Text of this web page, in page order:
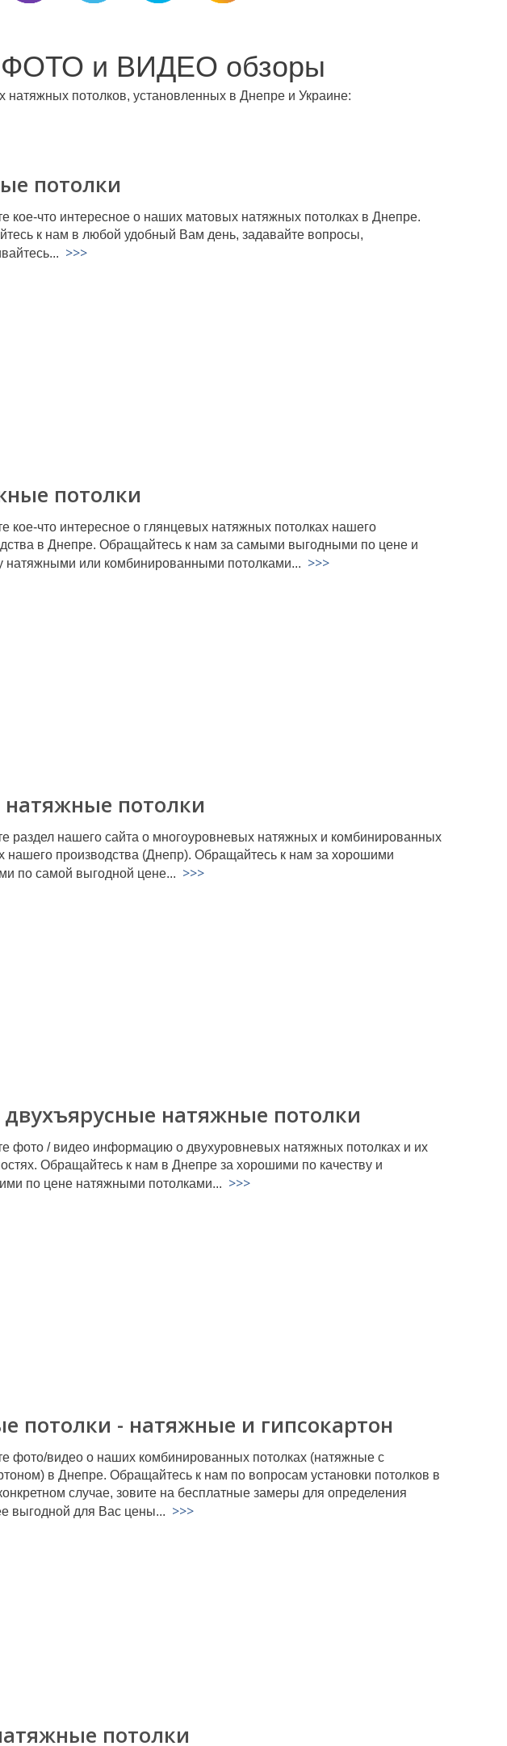
ФОТО и ВИДЕО обзоры
натяжных потолков, установленных в Днепре и Украине:
потолки
кое-что интересное о наших матовых натяжных потолках в Днепре.
к нам в любой удобный Вам день, задавайте вопросы,
>>>
потолки
кое-что интересное о глянцевых натяжных потолках нашего
в Днепре. Обращайтесь к нам за самыми выгодными по цене и
натяжными или комбинированными потолками... >>>
потолки
раздел нашего сайта о многоуровневых натяжных и комбинированных
нашего производства (Днепр). Обращайтесь к нам за хорошими
по самой выгодной цене... >>>
натяжные потолки
фото / видео информацию о двухуровневых натяжных потолках и их
Обращайтесь к нам в Днепре за хорошими по качеству и
по цене натяжными потолками... >>>
потолки - натяжные и гипсокартон
фото/видео о наших комбинированных потолках (натяжные с
в Днепре. Обращайтесь к нам по вопросам установки потолков в
случае, зовите на бесплатные замеры для определения
выгодной для Вас цены... >>>
потолки